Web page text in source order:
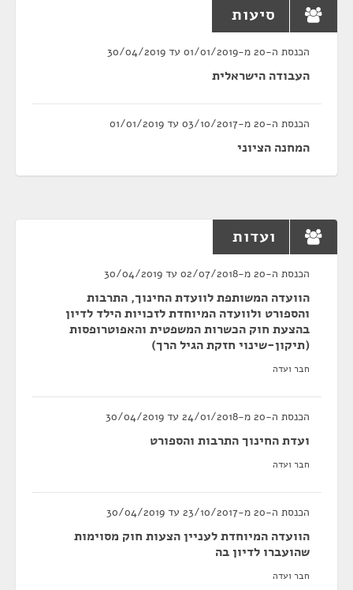
סיעות
הכנסת ה-20 מ-01/01/2019 עד 30/04/2019
העבודה הישראלית
הכנסת ה-20 מ-03/10/2017 עד 01/01/2019
המחנה הציוני
ועדות
הכנסת ה-20 מ-02/07/2018 עד 30/04/2019
הוועדה המשותפת לוועדת החינוך, התרבות
והספורט ולוועדה המיוחדת לזכויות הילד לדיון
בהצעת חוק הכשרות המשפטית והאפוטרופסות
(תיקון-שינוי חזקת הגיל הרך)
חבר ועדה
הכנסת ה-20 מ-24/01/2018 עד 30/04/2019
ועדת החינוך התרבות והספורט
חבר ועדה
הכנסת ה-20 מ-23/10/2017 עד 30/04/2019
הוועדה המיוחדת לעניין הצעות חוק מסוימות
שהועברו לדיון בה
חבר ועדה